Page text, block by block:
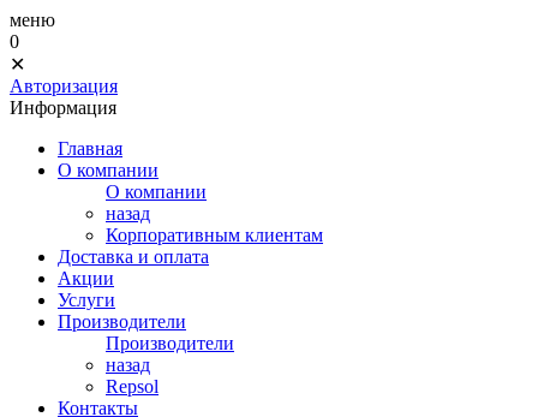
меню
0
✕
Авторизация
Информация
Главная
О компании
О компании
назад
Корпоративным клиентам
Доставка и оплата
Акции
Услуги
Производители
Производители
назад
Repsol
Контакты